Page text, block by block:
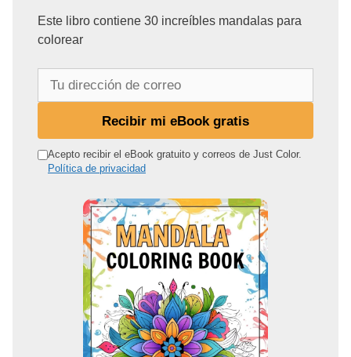
Este libro contiene 30 increíbles mandalas para
colorear
r
Recibir mi eBook gratis
Acepto recibir el eBook gratuito y correos de Just Color.
Política de privacidad